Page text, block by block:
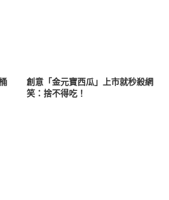
創意「金元寶西瓜」上市就秒殺網
笑：捨不得吃！